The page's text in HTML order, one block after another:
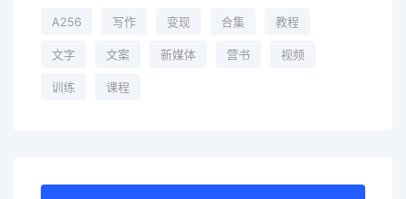
A256 写作 变现 合集 教程
文字 文案 新媒体 营书 视频
训练 课程